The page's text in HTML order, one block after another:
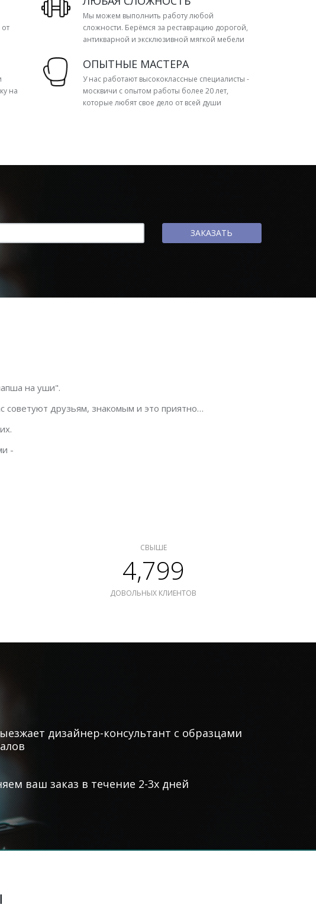
Мы можем выполнить работу любой
сложности. Берёмся за реставрацию дорогой,
антикварной и эксклюзивной мягкой мебели
на
ОПЫТНЫЕ МАСТЕРА
У нас работают высококлассные специалисты -
москвичи с опытом работы более 20 лет,
которые любят свое дело от всей души
на уши".
друзьям, знакомым и это приятно…
-
СВЫШЕ
4,799
ДОВОЛЬНЫХ КЛИЕНТОВ
дизайнер-консультант с образцами
ваш заказ в течение 2-3х дней